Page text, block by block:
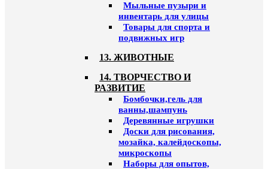
Мыльные пузыри и
инвентарь для улицы
Товары для спорта и
подвижных игр
13. ЖИВОТНЫЕ
14. ТВОРЧЕСТВО И
РАЗВИТИЕ
Бомбочки,гель для
ванны,шампунь
Деревянные игрушки
Доски для рисования,
мозайка, калейдоскопы,
микроскопы
Наборы для опытов,